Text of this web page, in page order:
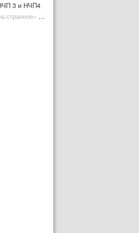
3 и НЧП4
Эндрю Гарфилд хочет «очень странное» возвращение Человека-паука в MCU | Plugged In Ru